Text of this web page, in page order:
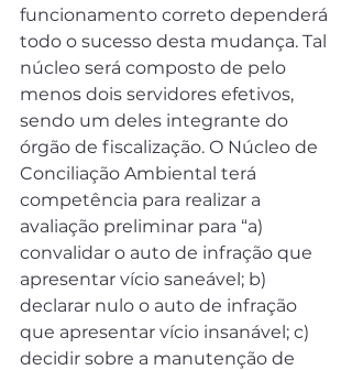
funcionamento correto dependerá
todo o sucesso desta mudança. Tal
núcleo será composto de pelo
menos dois servidores efetivos,
sendo um deles integrante do
órgão de fiscalização. O Núcleo de
Conciliação Ambiental terá
competência para realizar a
avaliação preliminar para “a)
convalidar o auto de infração que
apresentar vício saneável; b)
declarar nulo o auto de infração
que apresentar vício insanável; c)
decidir sobre a manutenção de